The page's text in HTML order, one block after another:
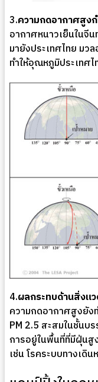
3.ความกดอากาศสูง
อากาศหนาวเย็นในจี
มายังประเทศไทย ม
ทำให้อุณหภูมิประเทศ
4.ผลกระทบด้านสิ่งแ
ความกดอากาศสูงยัง
PM 2.5 สะสมในชั้นบ
การอยู่ในพื้นที่ที่มีฝุ่นสู
เช่น โรคระบบทางเดิ